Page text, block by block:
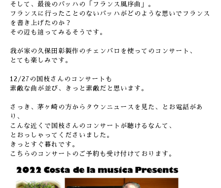
そして、最後のバッハの「フランス風序曲」。
フランスに行ったことのないバッハがどのような思いでフランス
を書き上げたのか？
その辺も辿ってみるそうです。
我が家の久保田彰製作のチェンバロを使ってのコンサート、
とても楽しみです。
12/27の国枝さんのコンサートも
素敵な曲が並び、きっと素敵だと思います。
さっき、茅ヶ崎の方からタウンニュースを見た、とお電話があ
り、
こんな近くで国枝さんのコンサートが聴けるなんて、
とおっしゃってくださいました。
きっとすぐ暮れです。
こちらのコンサートのご予約も受け付けております。